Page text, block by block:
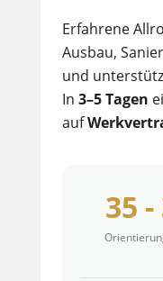
Erfahrene
Ausbau,
und
In 3–5 Tagen
auf
35